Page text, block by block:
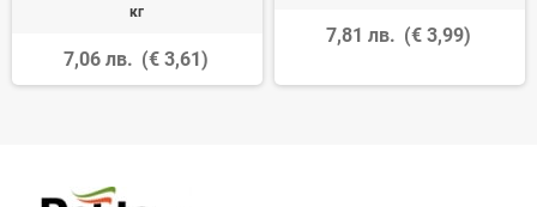
кг
7,06 лв. (€ 3,61)
7,81 лв. (€ 3,99)